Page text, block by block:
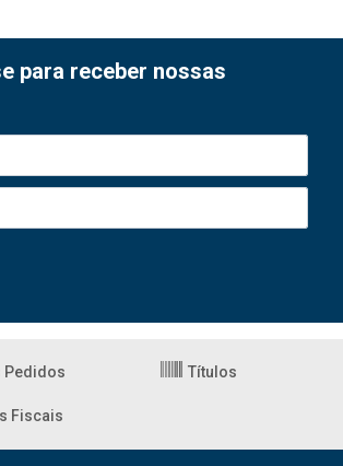
para receber nossas
Pedidos Títulos
Fiscais